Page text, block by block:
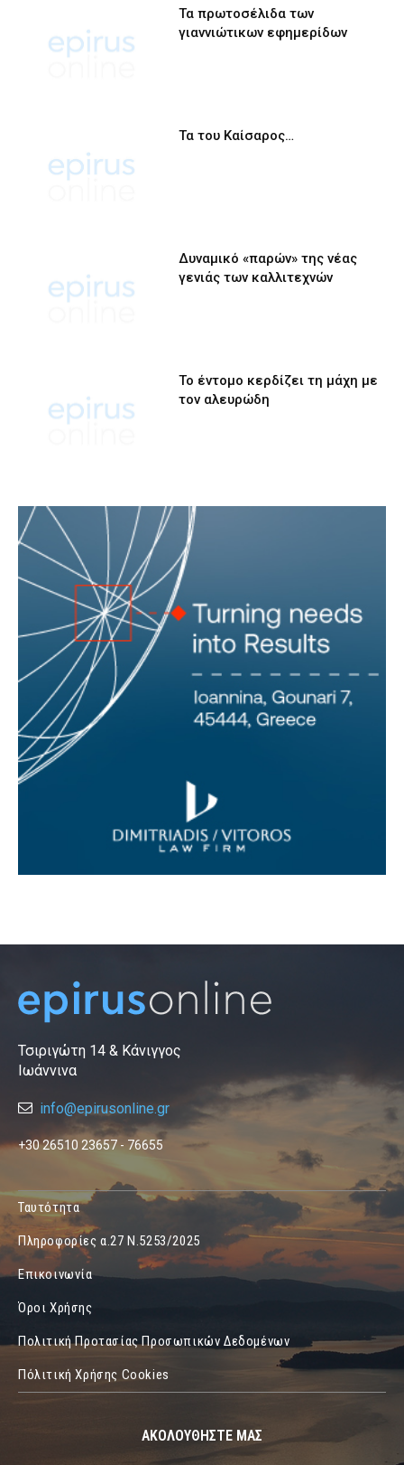
Τα πρωτοσέλιδα των
γιαννιώτικων εφημερίδων
Τα του Καίσαρος…
Δυναμικό «παρών» της νέας
γενιάς των καλλιτεχνών
Το έντομο κερδίζει τη μάχη με
τον αλευρώδη
Τσιριγώτη 14 & Κάνιγγος
Ιωάννινα
info@epirusonline.gr
+30 26510 23657 - 76655
Ταυτότητα
Πληροφορίες α.27 Ν.5253/2025
Επικοινωνία
Όροι Χρήσης
Πολιτική Προτασίας Προσωπικών Δεδομένων
Πόλιτική Χρήσης Cookies
ΑΚΟΛΟΥΘΗΣΤΕ ΜΑΣ